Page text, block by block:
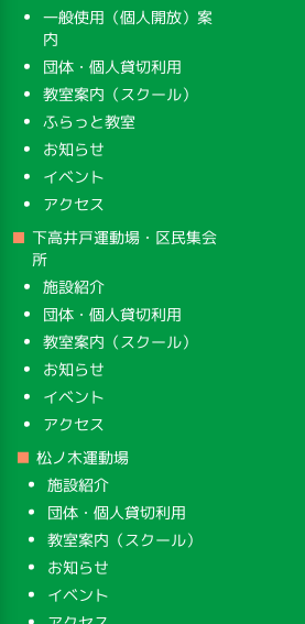
一般使用（個人開放）案
内
団体・個人貸切利用
教室案内（スクール）
ふらっと教室
お知らせ
イベント
アクセス
下高井戸運動場・区民集会
所
施設紹介
団体・個人貸切利用
教室案内（スクール）
お知らせ
イベント
アクセス
松ノ木運動場
施設紹介
団体・個人貸切利用
教室案内（スクール）
お知らせ
イベント